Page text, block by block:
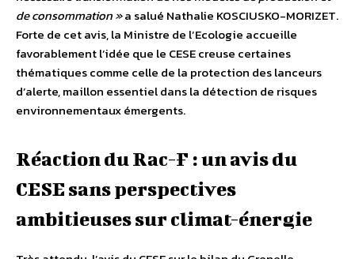
de consommation »a salué Nathalie KOSCIUSKO-MORIZET.
Forte de cet avis, la Ministre de l’Ecologie accueille
favorablement l’idée que le CESE creuse certaines
thématiques comme celle de la protection des lanceurs
d’alerte, maillon essentiel dans la détection de risques
environnementaux émergents.
Réaction du Rac-F : un avis du
CESE sans perspectives
ambitieuses sur climat-énergie